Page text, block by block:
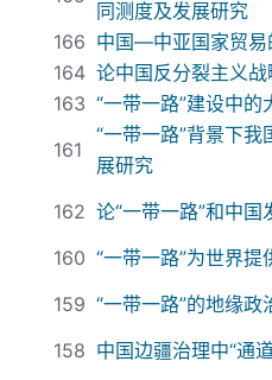
同测度及发展研究
166 中国—中亚国家贸易
164 论中国反分裂主义战
163 “一带一路”建设中的
161
“一带一路”背景下
展研究
162 论“一带一路”和中
160 “一带一路”为世界提
159 “一带一路”的地缘
158 中国边疆治理中“通